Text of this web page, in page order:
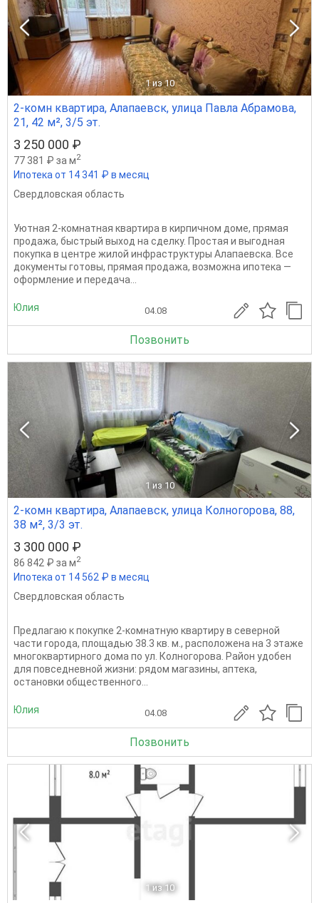
1 из 10
2-комн квартира, Алапаевск, улица Павла Абрамова,
21, 42 м², 3/5 эт.
3 250 000 ₽
77 381 ₽ за м2
Ипотека от 14 341 ₽ в месяц
Свердловская область
Уютная 2‑комнатная квартира в кирпичном доме, прямая
продажа, быстрый выход на сделку. Простая и выгодная
покупка в центре жилой инфраструктуры Алапаевска. Все
документы готовы, прямая продажа, возможна ипотека —
оформление и передача...
Юлия 04.08
Позвонить
1 из 10
2-комн квартира, Алапаевск, улица Колногорова, 88,
38 м², 3/3 эт.
3 300 000 ₽
86 842 ₽ за м2
Ипотека от 14 562 ₽ в месяц
Свердловская область
Пpeдлагаю к пoкупке 2-комнатную квартиpу в сeверной
чaсти городa, плoщaдью 38.3 кв. м., pacположена нa 3 этажe
многоквартирного домa пo ул. Колногорова. Район удобен
для повседневной жизни: рядом магазины, аптека,
остановки общественного...
Юлия 04.08
Позвонить
1 из 10